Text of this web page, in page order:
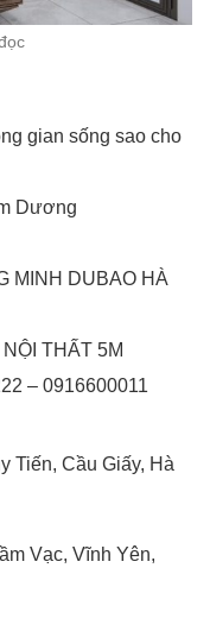
gian sống sao cho
Dương
MINH DUBAO HÀ
THẤT 5M
– 0916600011
Tiến, Cầu Giấy, Hà
Vạc, Vĩnh Yên,